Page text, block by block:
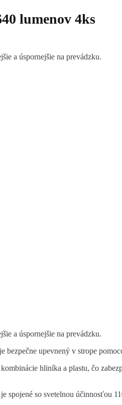
lumenov 4ks
a úspornejšie na prevádzku.
a úspornejšie na prevádzku.
upevnený v strope
hliníka a plastu, čo
so svetelnou účinnosťou